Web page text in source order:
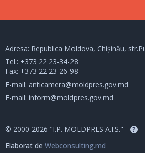
Adresa: Republica Moldova, Chișinău,
Tel.: +373 22 23-34-28
Fax: +373 22 23-26-98
E-mail: anticamera@moldpres.gov.md
E-mail: inform@moldpres.gov.md
© 2000-2026 "I.P. MOLDPRES A.I.S." ?
Elaborat de Webconsulting.md